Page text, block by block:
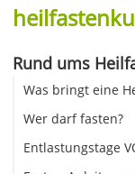
Rund ums
Was bringt eine
Wer darf fasten?
Entlastungstage